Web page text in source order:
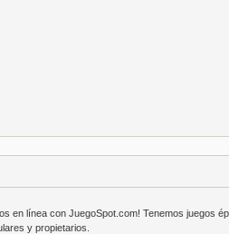
en línea con JuegoSpot.com! Tenemos juegos
y propietarios.